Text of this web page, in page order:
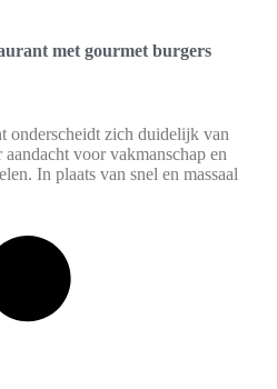
met gourmet burgers
onderscheidt zich duidelijk van
voor vakmanschap en
In plaats van snel en massaal